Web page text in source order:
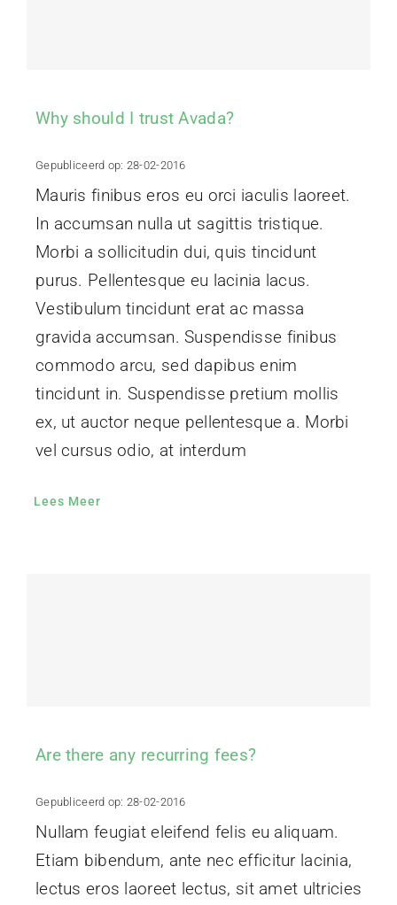
Why should I trust Avada?
Gepubliceerd op: 28-02-2016
Mauris finibus eros eu orci iaculis laoreet.
In accumsan nulla ut sagittis tristique.
Morbi a sollicitudin dui, quis tincidunt
purus. Pellentesque eu lacinia lacus.
Vestibulum tincidunt erat ac massa
gravida accumsan. Suspendisse finibus
commodo arcu, sed dapibus enim
tincidunt in. Suspendisse pretium mollis
ex, ut auctor neque pellentesque a. Morbi
vel cursus odio, at interdum
Lees Meer
Are there any recurring fees?
Gepubliceerd op: 28-02-2016
Nullam feugiat eleifend felis eu aliquam.
Etiam bibendum, ante nec efficitur lacinia,
lectus eros laoreet lectus, sit amet ultricies